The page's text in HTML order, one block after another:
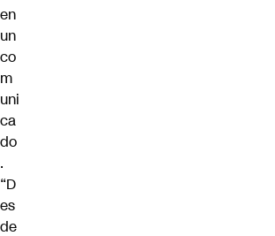
en
un
co
m
uni
ca
do
.
“D
es
de